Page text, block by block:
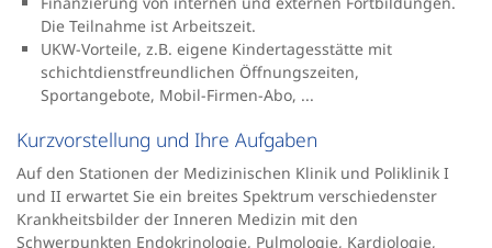
Die Teilnahme ist Arbeitszeit.
UKW-Vorteile, z.B. eigene Kindertagesstätte mit
schichtdienstfreundlichen Öffnungszeiten,
Sportangebote, Mobil-Firmen-Abo, ...
Kurzvorstellung und Ihre Aufgaben
Auf den Stationen der Medizinischen Klinik und Poliklinik I
und II erwartet Sie ein breites Spektrum verschiedenster
Krankheitsbilder der Inneren Medizin mit den
Schwerpunkten Endokrinologie, Pulmologie, Kardiologie,